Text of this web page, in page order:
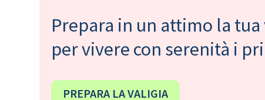
Prepara in un attimo la
per vivere con serenità i
PREPARA LA VALIGIA